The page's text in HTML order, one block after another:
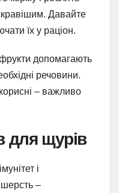
Давайте
їх у раціон.
фрукти допомагають
речовини.
– важливо
для щурів
і
шерсть –